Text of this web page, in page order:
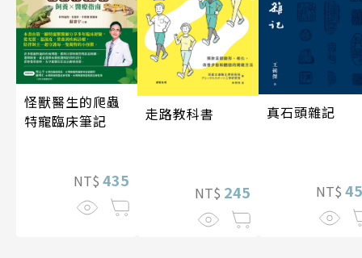
怪獸醫生的爬蟲
特寵臨床筆記
NT$ 435
走路教科書
NT$ 245
真石頭雜記
NT$